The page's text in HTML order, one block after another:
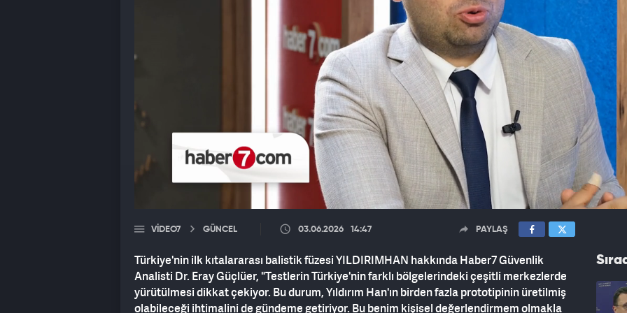
VIDEO7 GÜNCEL 03.06.2026 14:47 PAYLAŞ
Türkiye'nin ilk kıtalararası balistik füzesi YILDIRIMHAN hakkında Haber7 Güvenlik
Analisti Dr. Eray Güçlüer, "Testlerin Türkiye'nin farklı bölgelerindeki çeşitli merkezlerde
yürütülmesi dikkat çekiyor. Bu durum, Yıldırım Han'ın birden fazla prototipinin üretilmiş
olabileceği ihtimalini de gündeme getiriyor. Bu benim kişisel değerlendirmem olmakla